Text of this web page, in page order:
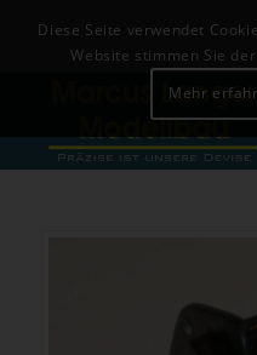
+49
Diese Seite verwendet
Website stimmen Sie
Mehr